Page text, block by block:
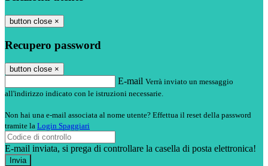
button close ×
Recupero password
button close ×
E-mail Verrà inviato un messaggio
all'indirizzo indicato con le istruzioni necessarie.
Non hai una e-mail associata al nome utente? Effettua il reset della password
tramite la Login Spaggiari
E-mail inviata, si prega di controllare la casella di posta elettronica!